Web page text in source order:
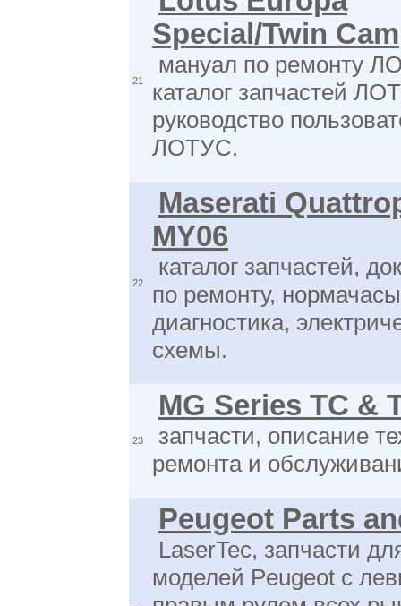
21
Special/Twin Cam
мануал по ремонту
каталог запчастей
руководство
ЛОТУС.
22
Maserati
MY06
каталог запчастей,
по ремонту,
диагностика,
схемы.
23
MG Series TC &
запчасти, описание
ремонта и
Peugeot Parts
LaserTec, запчасти
моделей Peugeot с